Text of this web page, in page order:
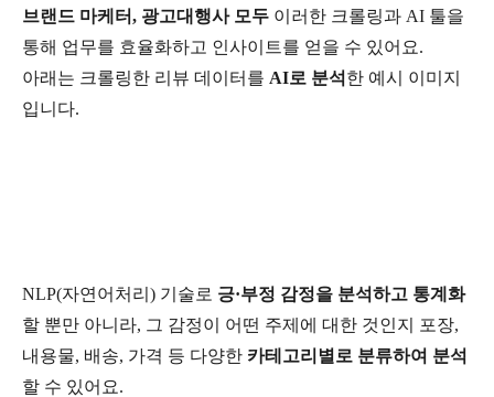
브랜드 마케터, 광고대행사 모두 이러한 크롤링과 AI 툴을
통해 업무를 효율화하고 인사이트를 얻을 수 있어요.
아래는 크롤링한 리뷰 데이터를 AI로 분석 한 예시 이미지
입니다.
NLP(자연어처리) 기술로 긍·부정 감정을 분석하고 통계화
할 뿐만 아니라, 그 감정이 어떤 주제에 대한 것인지 포장,
내용물, 배송, 가격 등 다양한 카테고리별로 분류하여 분석
할 수 있어요.